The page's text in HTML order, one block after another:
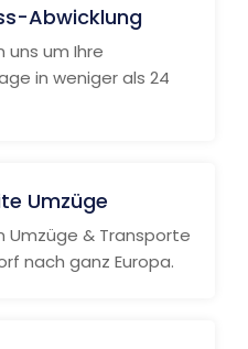
Abwicklung
uns um Ihre
in weniger als 24
Umzüge
Umzüge & Transporte
nach ganz Europa.